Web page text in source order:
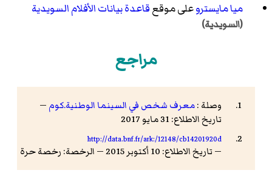
ميا مايستروعلى موقعقاعدة بيانات الأفلام السويدية
(السويدية)
مراجع
وصلة :معرف شخص في السينما الوطنية.كوم —
تاريخ الاطلاع: 31 مايو 2017
http://data.bnf.fr/ark:/12148/cb14201920d
— تاريخ الاطلاع: 10 أكتوبر 2015 — الرخصة: رخصة حرة